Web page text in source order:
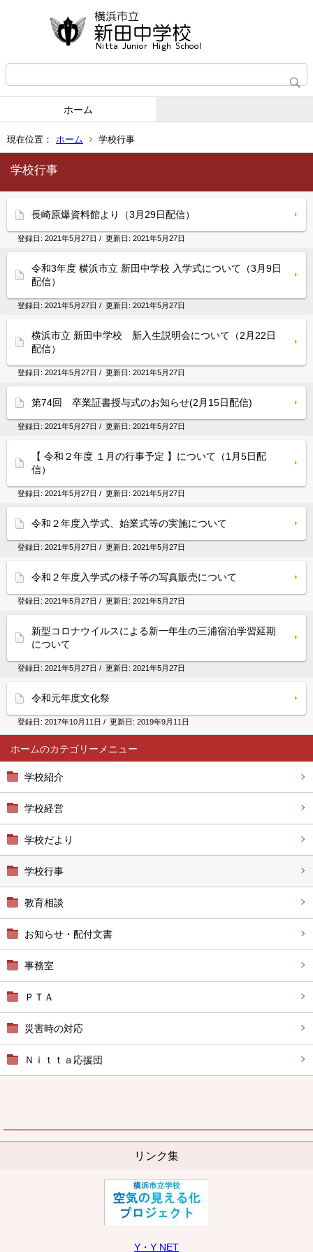
ホーム
現在位置： ホーム 学校行事
ホーム
学校紹介
学校経営
学校だより
学校行事
教育相談
お知らせ・配付文書
事務室
ＰＴＡ
災害時の対応
Ｎｉｔｔａ応援団
リンク集
Y・Y NET
学校行事
長崎原爆資料館より（3月29日配信）
登録日: 2021年5月27日 / 更新日: 2021年5月27日
令和3年度 横浜市立 新田中学校 入学式について（3月9日
配信）
登録日: 2021年5月27日 / 更新日: 2021年5月27日
横浜市立 新田中学校 新入生説明会について（2月22日
配信）
登録日: 2021年5月27日 / 更新日: 2021年5月27日
第74回 卒業証書授与式のお知らせ(2月15日配信)
登録日: 2021年5月27日 / 更新日: 2021年5月27日
【 令和２年度 １月の行事予定 】について（1月5日配
信）
登録日: 2021年5月27日 / 更新日: 2021年5月27日
令和２年度入学式、始業式等の実施について
登録日: 2021年5月27日 / 更新日: 2021年5月27日
令和２年度入学式の様子等の写真販売について
登録日: 2021年5月27日 / 更新日: 2021年5月27日
新型コロナウイルスによる新一年生の三浦宿泊学習延期
について
登録日: 2021年5月27日 / 更新日: 2021年5月27日
令和元年度文化祭
登録日: 2017年10月11日 / 更新日: 2019年9月11日